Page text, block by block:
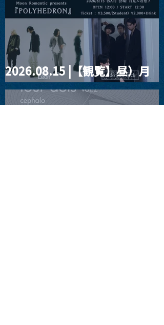
2026.08.15 |【観覧】昼）月
見ルpre.『POLYHEDRON』